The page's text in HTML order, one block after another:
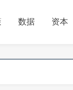
数据 资本